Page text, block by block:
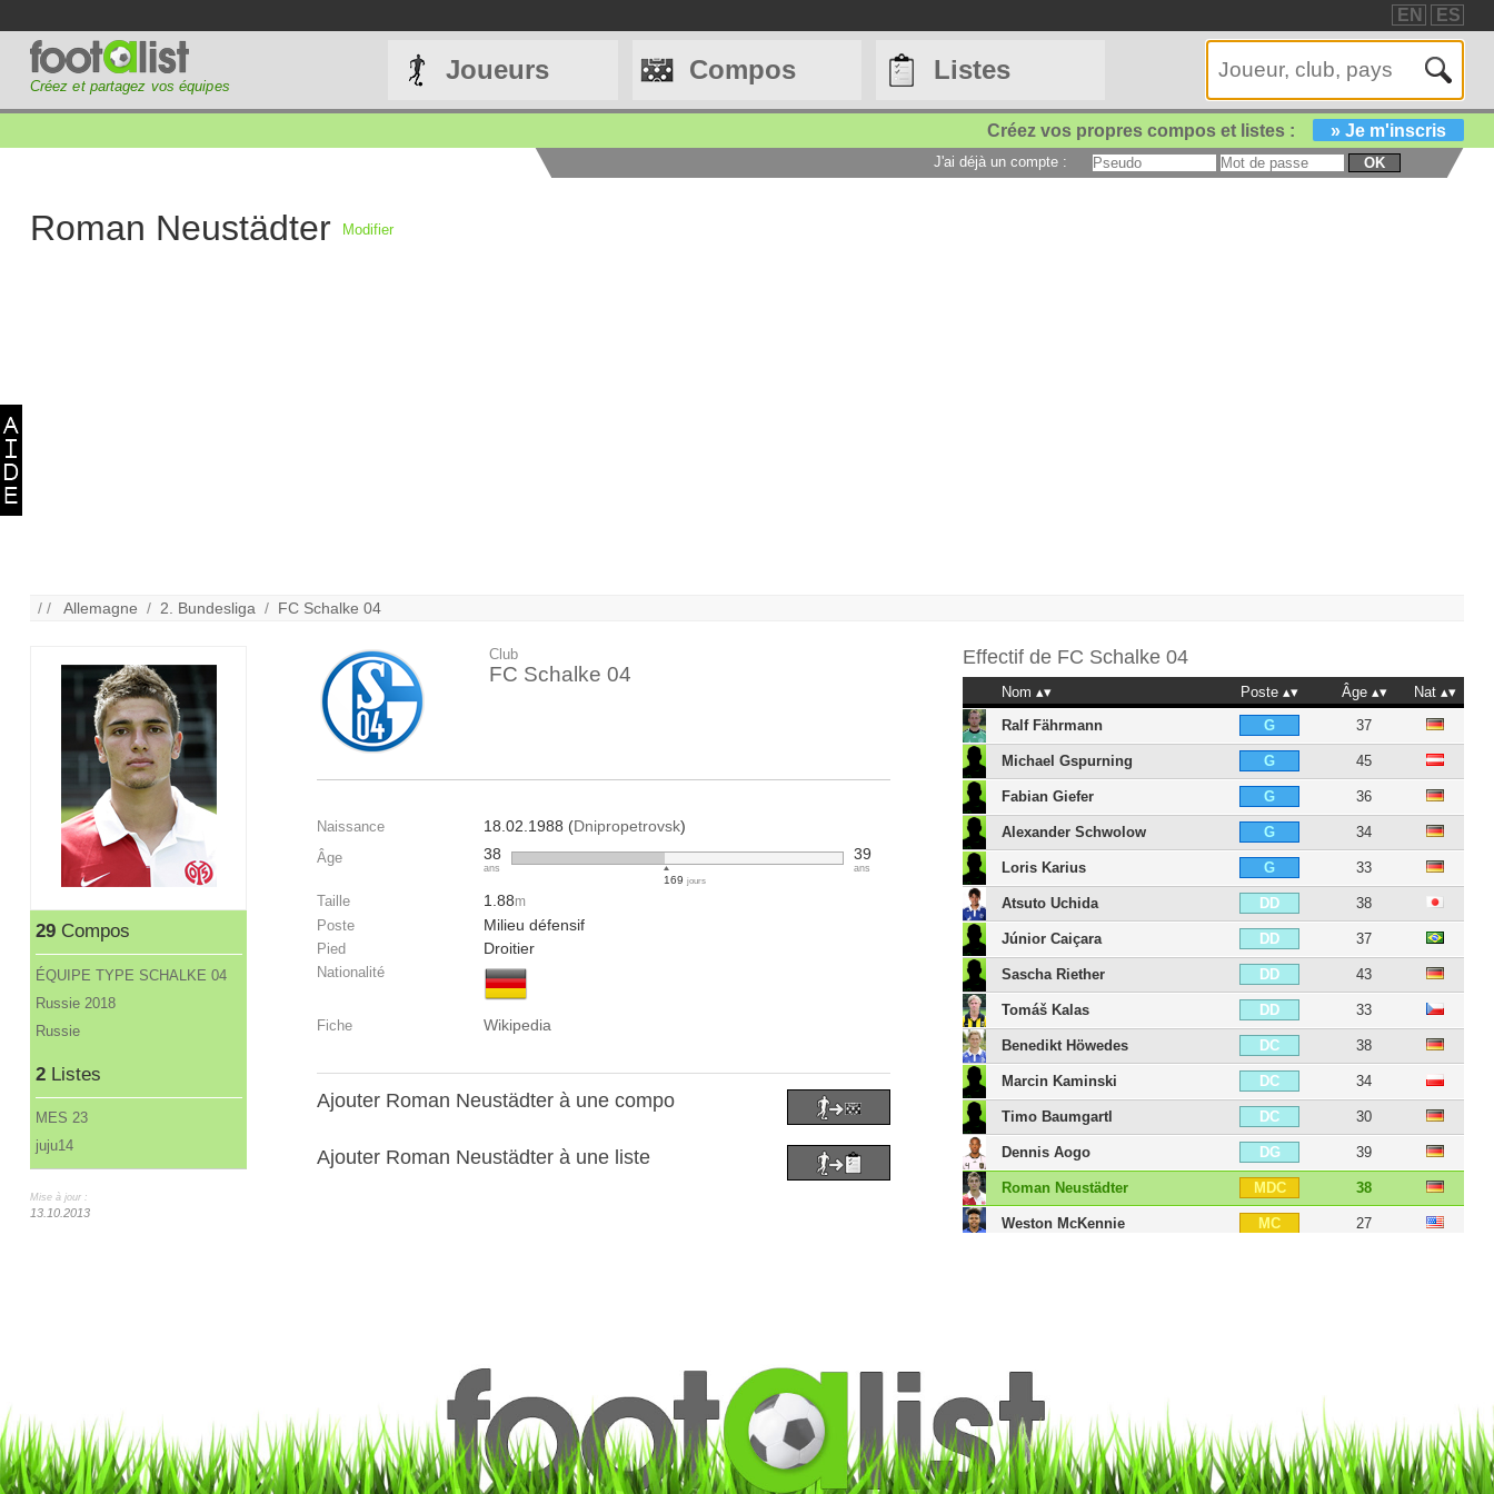
EN ES
Créez et partagez vos équipes
Joueurs Compos Listes
Créez vos propres compos et listes : » Je m'inscris
J'ai déjà un compte : OK
Roman Neustädter Modifier
/ /Allemagne /2. Bundesliga / FC Schalke 04
29Compos
ÉQUIPE TYPE SCHALKE 04
Russie 2018
Russie
2Listes
MES 23
juju14
Mise à jour :
13.10.2013
Club
FC Schalke 04
Naissance 18.02.1988 (Dnipropetrovsk)
Âge 38
ans
169 jours
39
ans
Taille 1.88m
Poste Milieu défensif
Pied Droitier
Nationalité
Fiche Wikipedia
Ajouter Roman Neustädter à une compo
Ajouter Roman Neustädter à une liste
Effectif de FC Schalke 04
Nom Poste Âge
Nat
Ralf Fährmann
G 37
Michael Gspurning G 45
Fabian Giefer G 36
Alexander Schwolow G 34
Loris Karius G 33
Atsuto Uchida DD 38
Júnior Caiçara DD 37
Sascha Riether DD 43
Tomáš Kalas DD 33
Benedikt Höwedes DC 38
Marcin Kaminski DC 34
Timo Baumgartl DC 30
Dennis Aogo DG 39
Roman Neustädter MDC 38
Weston McKennie MC 27
Simon Terodde
Markus Weinzierl E
51
21 joueurs